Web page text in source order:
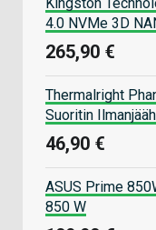
4.0 NVMe 3D
265,90 €
Thermalright
Suoritin
46,90 €
ASUS Prime
850 W